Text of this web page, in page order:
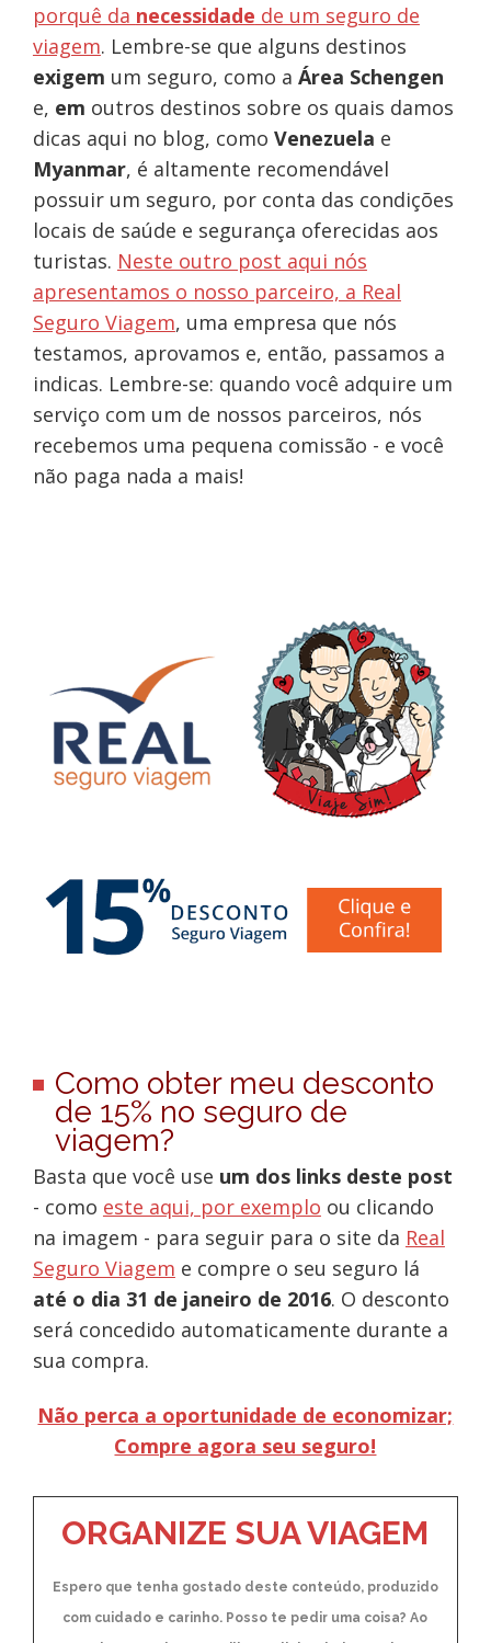
porquê da necessidade de um seguro de
viagem. Lembre-se que alguns destinos
exigem um seguro, como a Área Schengen
e, em outros destinos sobre os quais damos
dicas aqui no blog, como Venezuela e
Myanmar, é altamente recomendável
possuir um seguro, por conta das condições
locais de saúde e segurança oferecidas aos
turistas. Neste outro post aqui nós
apresentamos o nosso parceiro, a Real
Seguro Viagem, uma empresa que nós
testamos, aprovamos e, então, passamos a
indicas. Lembre-se: quando você adquire um
serviço com um de nossos parceiros, nós
recebemos uma pequena comissão - e você
não paga nada a mais!
Como obter meu desconto
de 15% no seguro de
viagem?
Basta que você use um dos links deste post
- como este aqui, por exemplo ou clicando
na imagem - para seguir para o site da Real
Seguro Viagem e compre o seu seguro lá
até o dia 31 de janeiro de 2016. O desconto
será concedido automaticamente durante a
sua compra.
Não perca a oportunidade de economizar;
Compre agora seu seguro!
ORGANIZE SUA VIAGEM
Espero que tenha gostado deste conteúdo, produzido
com cuidado e carinho. Posso te pedir uma coisa? Ao